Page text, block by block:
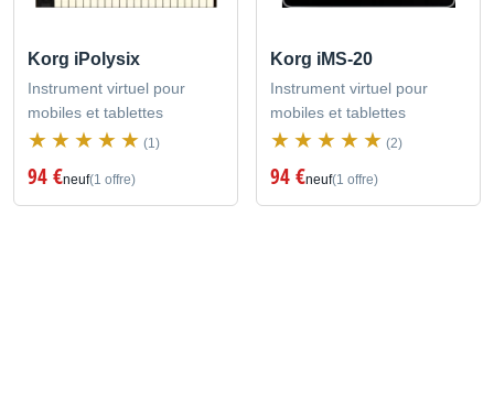
Korg iPolysix
Instrument virtuel pour
mobiles et tablettes
(1)
94 €neuf(1 offre)
Korg iMS-20
Instrument virtuel pour
mobiles et tablettes
(2)
94 €neuf(1 offre)